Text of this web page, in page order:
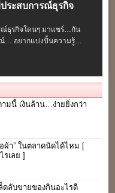
ประสบการณ์ธุรกิจ
รณ์ธุรกิจโดนๆ มาแชร์…กัน
ณ์… อยากแบ่งปั้นความรู้…
มนี้ เงินล้าน…ง่ายยิ่งกว่า
ผ้า” ในตลาดนัดได้ไหม [
รเลย ]
ดลับขายของกินอะไรดี